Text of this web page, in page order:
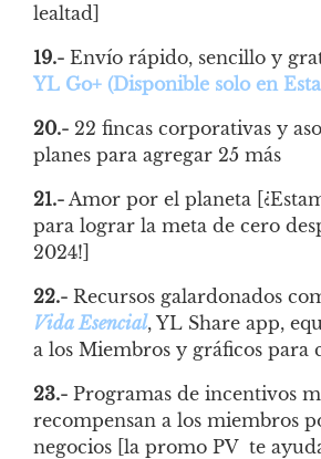
lealtad]
19.- Envío rápido, sencillo y
YL Go+ (Disponible solo en
20.- 22 fincas corporativas y
planes para agregar 25 más
21.- Amor por el planeta
para lograr la meta de cero
2024!]
22.- Recursos galardonados
Vida Esencial, YL Share app,
a los Miembros y gráficos para
23.- Programas de incentivos
recompensan a los miembros
negocios [la promo PV te